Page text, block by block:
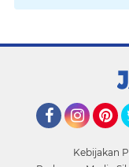
Kebijakan